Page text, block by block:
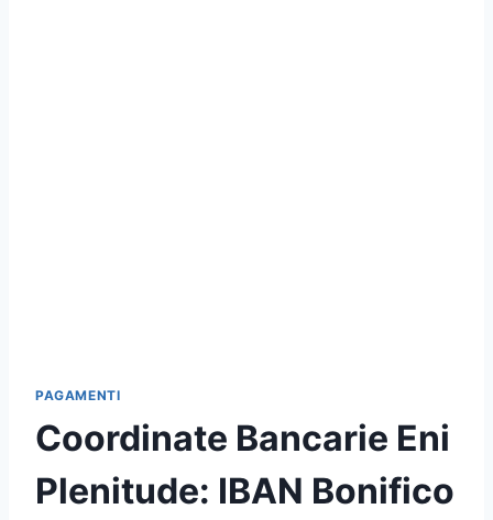
PAGAMENTI
Coordinate Bancarie Eni
Plenitude: IBAN Bonifico